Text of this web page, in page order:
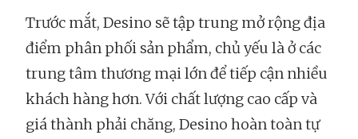
Trước mắt, Desino sẽ tập trung mở rộng địa
điểm phân phối sản phẩm, chủ yếu là ở các
trung tâm thương mại lớn để tiếp cận nhiều
khách hàng hơn. Với chất lượng cao cấp và
giá thành phải chăng, Desino hoàn toàn tự